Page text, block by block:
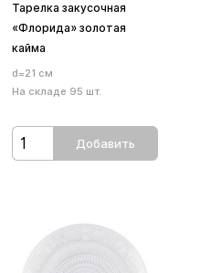
Тарелка закусочная
«Флорида» золотая
кайма
d=21 см
На складе 95 шт.
Добавить